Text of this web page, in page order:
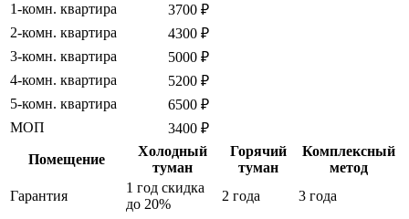
1-комн. квартира
3700 ₽
2-комн. квартира
4300 ₽
3-комн. квартира
5000 ₽
4-комн. квартира
5200 ₽
5-комн. квартира
6500 ₽
МОП
3400 ₽
Помещение
Холодный
туман
Горячий
туман
Комплексный
метод
Гарантия
1 год скидка
до 20%
2 года
3 года